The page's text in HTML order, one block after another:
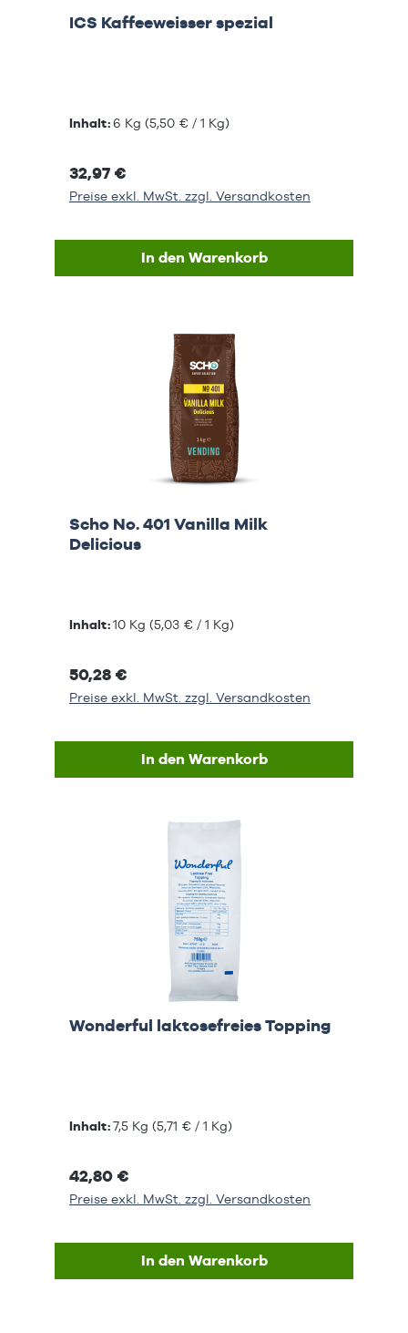
ICS Kaffeeweisser spezial
Inhalt:6 Kg (5,50 € / 1 Kg)
32,97 €
Preise exkl. MwSt. zzgl. Versandkosten
In den Warenkorb
Scho No. 401 Vanilla Milk
Delicious
Inhalt:10 Kg (5,03 € / 1 Kg)
50,28 €
Preise exkl. MwSt. zzgl. Versandkosten
In den Warenkorb
Wonderful laktosefreies Topping
Inhalt:7,5 Kg (5,71 € / 1 Kg)
42,80 €
Preise exkl. MwSt. zzgl. Versandkosten
In den Warenkorb